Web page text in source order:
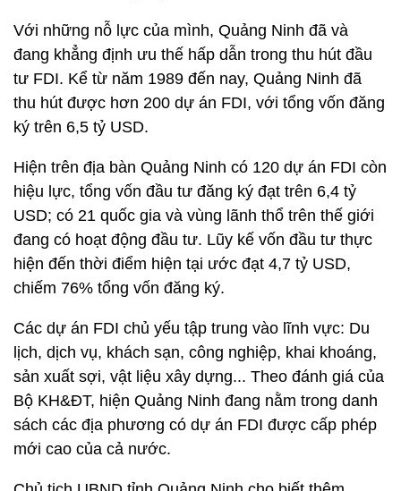
Với những nỗ lực của mình, Quảng Ninh đã và
đang khẳng định ưu thế hấp dẫn trong thu hút đầu
tư FDI. Kể từ năm 1989 đến nay, Quảng Ninh đã
thu hút được hơn 200 dự án FDI, với tổng vốn đăng
ký trên 6,5 tỷ USD.
Hiện trên địa bàn Quảng Ninh có 120 dự án FDI còn
hiệu lực, tổng vốn đầu tư đăng ký đạt trên 6,4 tỷ
USD; có 21 quốc gia và vùng lãnh thổ trên thế giới
đang có hoạt động đầu tư. Lũy kế vốn đầu tư thực
hiện đến thời điểm hiện tại ước đạt 4,7 tỷ USD,
chiếm 76% tổng vốn đăng ký.
Các dự án FDI chủ yếu tập trung vào lĩnh vực: Du
lịch, dịch vụ, khách sạn, công nghiệp, khai khoáng,
sản xuất sợi, vật liệu xây dựng... Theo đánh giá của
Bộ KH&ĐT, hiện Quảng Ninh đang nằm trong danh
sách các địa phương có dự án FDI được cấp phép
mới cao của cả nước.